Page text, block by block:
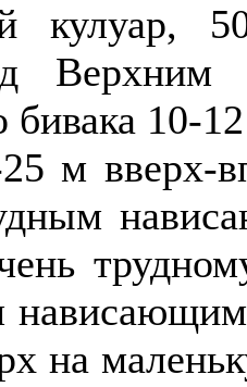
кулуар,
Верхним
10-
м вверх-
на